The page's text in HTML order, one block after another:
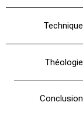
Technique
Théologie
Conclusion